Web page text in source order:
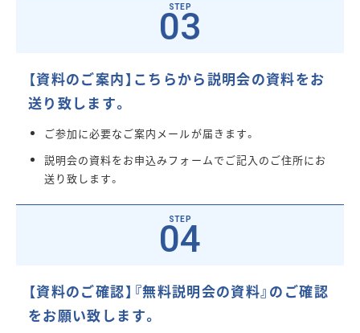
03
【資料のご案内】こちらから説明会の資料をお
送り致します。
ご参加に必要なご案内メールが届きます。
説明会の資料をお申込みフォームでご記入のご住所にお
送り致します。
04
【資料のご確認】『無料説明会の資料』のご確認
をお願い致します。